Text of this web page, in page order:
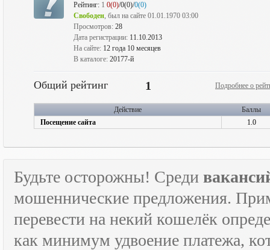
Рейтинг: 1 0(0)/0(0)/0(0)
Свободен, был на сайте 01.01.1970 03:00
Просмотров: 28
Дата регистрации: 11.10.2013
На сайте: 12 года 10 месяцев
В каталоге: 20177-й
Общий рейтинг 1 Подробнее о
Действие
Баллы
Посещение сайта
1.0
Будьте осторожны! Среди
мошеннические предложения.
перевести на некий кошелёк
как минимум удвоение платежа,